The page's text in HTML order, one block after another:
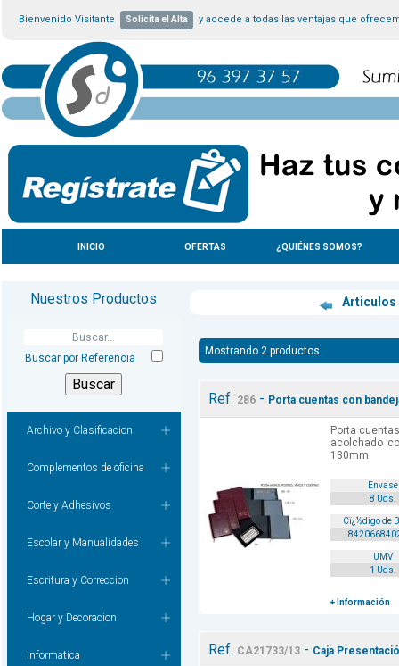
Bienvenido Visitante Solicita el Alta y accede a todas las ventajas que
INICIO OFERTAS ¿QUIÉNES SOMOS?
Nuestros Productos
Buscar por Referencia
Archivo y Clasificacion
Complementos de oficina
Corte y Adhesivos
Escolar y Manualidades
Escritura y Correccion
Hogar y Decoracion
Informatica
Mostrando 2 productos
Ref. 286- Porta cuentas con
Porta
acolchado
130mm
Envase
8 Uds.
Cï¿½digo de
UMV
1 Uds.
+ Información
Ref. CA21733/13- Caja